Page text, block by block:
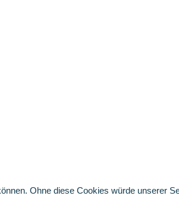
Ohne diese Cookies würde unserer